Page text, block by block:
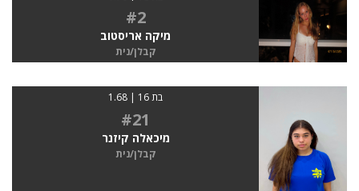
#2
מיקה אריסטוב
קבלן/נית
בת 16 | 1.68
#21
מיכאלה קיזנר
קבלן/נית